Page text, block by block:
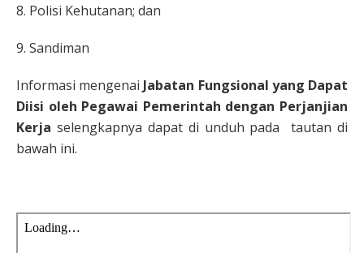
8. Polisi Kehutanan; dan
9. Sandiman
Informasi mengenai Jabatan Fungsional yang Dapat
Diisi oleh Pegawai Pemerintah dengan Perjanjian
Kerja selengkapnya dapat di unduh pada tautan di
bawah ini.